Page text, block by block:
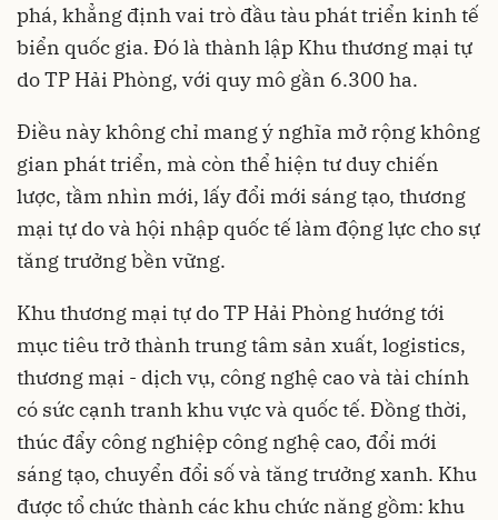
phá, khẳng định vai trò đầu tàu phát triển kinh tế
biển quốc gia. Đó là thành lập Khu thương mại tự
do TP Hải Phòng, với quy mô gần 6.300 ha.
Điều này không chỉ mang ý nghĩa mở rộng không
gian phát triển, mà còn thể hiện tư duy chiến
lược, tầm nhìn mới, lấy đổi mới sáng tạo, thương
mại tự do và hội nhập quốc tế làm động lực cho sự
tăng trưởng bền vững.
Khu thương mại tự do TP Hải Phòng hướng tới
mục tiêu trở thành trung tâm sản xuất, logistics,
thương mại - dịch vụ, công nghệ cao và tài chính
có sức cạnh tranh khu vực và quốc tế. Đồng thời,
thúc đẩy công nghiệp công nghệ cao, đổi mới
sáng tạo, chuyển đổi số và tăng trưởng xanh. Khu
được tổ chức thành các khu chức năng gồm: khu